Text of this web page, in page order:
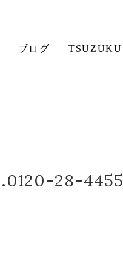
ブログ TSUZUKU
28-4455